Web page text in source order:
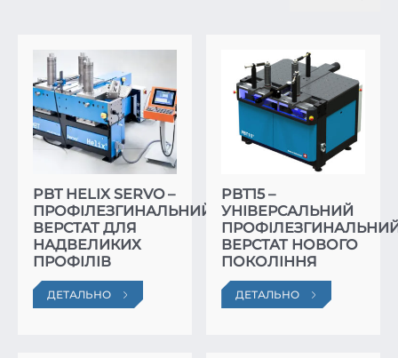
PBT HELIX SERVO –
ПРОФІЛЕЗГИНАЛЬНИЙ
ВЕРСТАТ ДЛЯ
НАДВЕЛИКИХ
ПРОФІЛІВ
ДЕТАЛЬНО
PBT15 –
УНІВЕРСАЛЬНИЙ
ВЕРСТАТ НОВОГО
ПОКОЛІННЯ
ДЕТАЛЬНО